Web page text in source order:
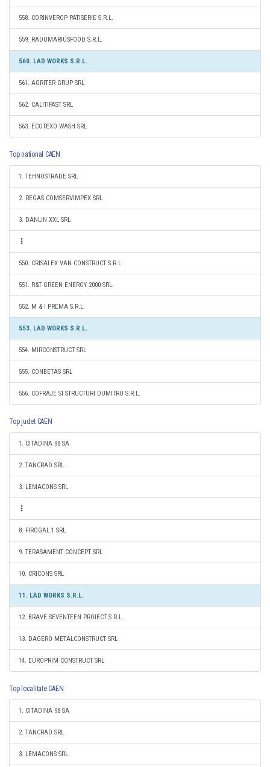
558. CORINVEROP PATISERIE S.R.L.
559. RADUMARIUSFOOD S.R.L.
560. LAD WORKS S.R.L.
561. AGRITER GRUP SRL
562. CALITIFAST SRL
563. ECOTEXO WASH SRL
Top national CAEN
1. TEHNOSTRADE SRL
2. REGAS COMSERVIMPEX SRL
3. DANLIN XXL SRL
550. CRISALEX VAN CONSTRUCT S.R.L.
551. R&T GREEN ENERGY 2000 SRL
552. M & I PREMA S.R.L.
553. LAD WORKS S.R.L.
554. MIRCONSTRUCT SRL
555. CONBETAS SRL
556. COFRAJE SI STRUCTURI DUMITRU S.R.L.
Top judet CAEN
1. CITADINA 98 SA
2. TANCRAD SRL
3. LEMACONS SRL
8. FIROGAL 1 SRL
9. TERASAMENT CONCEPT SRL
10. CRICONS SRL
11. LAD WORKS S.R.L.
12. BRAVE SEVENTEEN PROIECT S.R.L.
13. DAGERO METALCONSTRUCT SRL
14. EUROPRIM CONSTRUCT SRL
Top localitate CAEN
1. CITADINA 98 SA
2. TANCRAD SRL
3. LEMACONS SRL